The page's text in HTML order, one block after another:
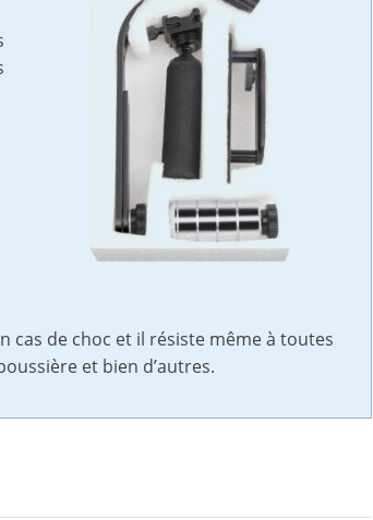
cas de choc et il résiste même à toutes
et bien d’autres.